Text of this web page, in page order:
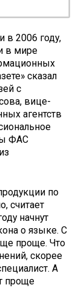
в 2006 году,
в мире
сказал
с
вице-
агентств
ФАС
по
считает
начнут
о языке. С
проще. Что
скорее
А
проще